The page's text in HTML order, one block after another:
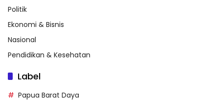
Politik
Ekonomi & Bisnis
Nasional
Pendidikan & Kesehatan
Label
Papua Barat Daya